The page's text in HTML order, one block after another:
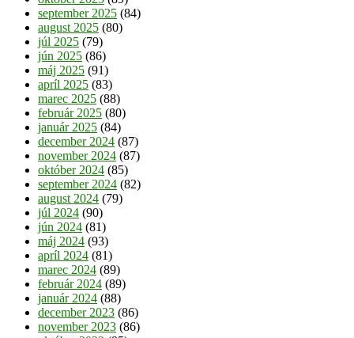
september 2025 (84)
august 2025 (80)
júl 2025 (79)
jún 2025 (86)
máj 2025 (91)
apríl 2025 (83)
marec 2025 (88)
február 2025 (80)
január 2025 (84)
december 2024 (87)
november 2024 (87)
október 2024 (85)
september 2024 (82)
august 2024 (79)
júl 2024 (90)
jún 2024 (81)
máj 2024 (93)
apríl 2024 (81)
marec 2024 (89)
február 2024 (89)
január 2024 (88)
december 2023 (86)
november 2023 (86)